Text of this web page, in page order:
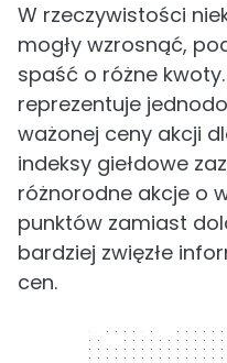
W rzeczywistości
mogły wzrosnąć,
spaść o różne
reprezentuje
ważonej ceny akcji
indeksy giełdowe
różnorodne akcje o
punktów zamiast
bardziej zwięzłe
cen.
300 x 250